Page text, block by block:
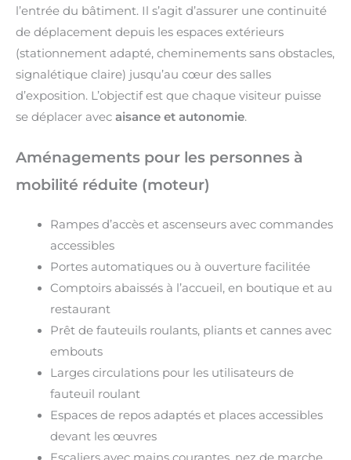
l’entrée du bâtiment. Il s’agit d’assurer une continuité
de déplacement depuis les espaces extérieurs
(stationnement adapté, cheminements sans obstacles,
signalétique claire) jusqu’au cœur des salles
d’exposition. L’objectif est que chaque visiteur puisse
se déplacer avec aisance et autonomie.
Aménagements pour les personnes à
mobilité réduite (moteur)
Rampes d’accès et ascenseurs avec commandes
accessibles
Portes automatiques ou à ouverture facilitée
Comptoirs abaissés à l’accueil, en boutique et au
restaurant
Prêt de fauteuils roulants, pliants et cannes avec
embouts
Larges circulations pour les utilisateurs de
fauteuil roulant
Espaces de repos adaptés et places accessibles
devant les œuvres